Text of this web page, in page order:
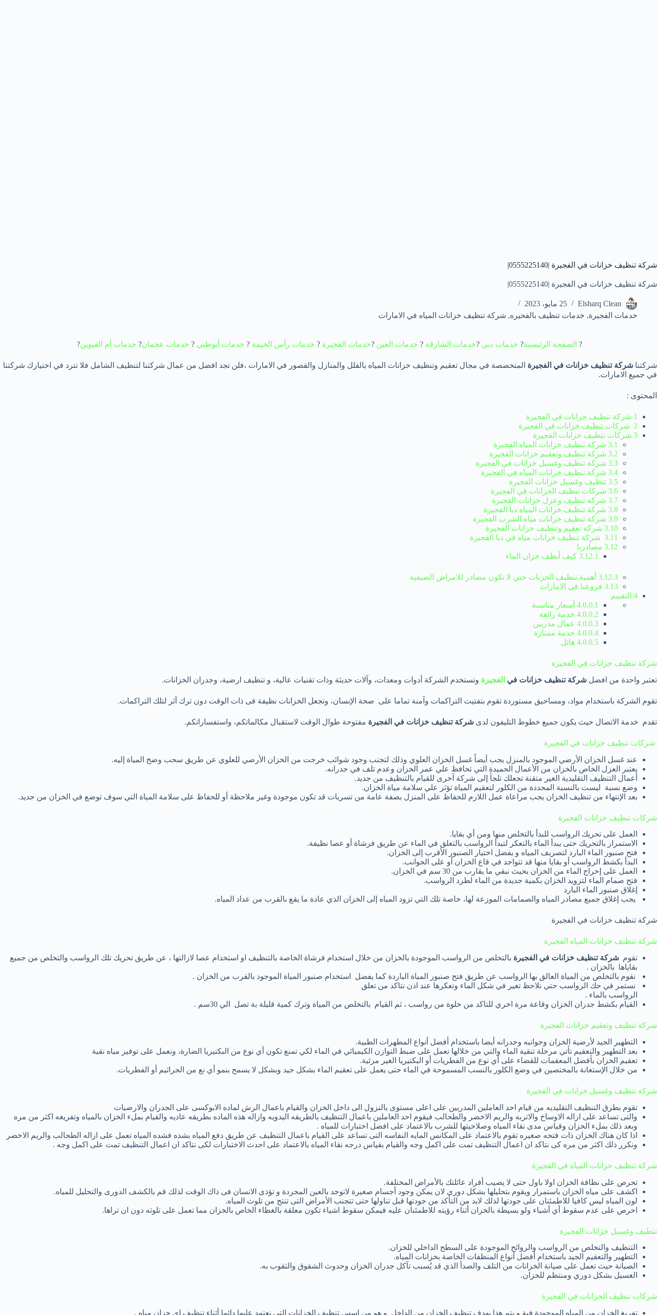
شركة تنظيف خزانات في الفجيرة |0555225140|
شركة تنظيف خزانات في الفجيرة |0555225140|
Elsharq Clean
25 مايو، 2023
خدمات الفجيرة, خدمات تنظيف بالفحيره, شركة تنظيف خزانات المياه في الامارات
? الصفحة الرئيسية? خدمات دبي ?خدمات الشارقة ? خدمات العين ?خدمات الفجيرة ? خدمات رأس الخيمة ? خدمات أبوظبي ? خدمات عجمان? خدمات أم القيوين?
شركتنا شركة تنظيف خزانات في الفجيرة المتخصصة في مجال تعقيم وتنظيف خزانات المياه بالفلل والمنازل والقصور في الامارات ،فلن تجد افضل من عمال شركتنا لتنظيف الشامل فلا تترد في اختيارك شركتنا
في جميع الامارات.
المحتوى :
1 شركة تنظيف خزانات في الفجيرة
2 شركات تنظيف خزانات في الفجيرة
3 شركات تنظيف خزانات الفجيرة
3.1 شركة تنظيف خزانات المياه الفجيرة
3.2 شركة تنظيف وتعقيم خزانات الفجيرة
3.3 شركة تنظيف وغسيل خزانات في الفجيرة
3.4 شركة تنظيف خزانات المياه في الفجيرة
3.5 تنظيف وغسيل خزانات الفجيرة
3.6 شركات تنظيف الخزانات في الفجيرة
3.7 شركة تنظيف وعزل خزانات الفجيرة
3.8 شركة تنظيف خزانات المياه دبا الفجيرة
3.9 شركة تنظيف خزانات مياه الشرب الفجيرة
3.10 شركة تعقيم وتنظيف خزانات الفجيرة
3.11 شركة تنظيف خزانات مياه في دبا الفجيرة
3.12 مصادرنا
3.12.1 كيف أنظف خزان الماء
3.12.3 أهمية تنظيف الخزنات حتي لا تكون مصادر للامراض الصيفية
3.13 فروعنا في الامارات
4 التقييم
4.0.0.1 أسعار مناسبة
4.0.0.2 خدمة رائعة
4.0.0.3 عمال مدربين
4.0.0.4 خدمة ممتازة
4.0.0.5 هائل
شركة تنظيف خزانات في الفجيرة
تعتبر واحدة من افضل شركة تنظيف خزانات في الفجيرة وتستخدم الشركة أدوات ومعدات، وآلات حديثة وذات تقنيات عالية، و تنظيف ارضية، وجدران الخزانات.
تقوم الشركة باستخدام مواد، ومساحيق مستوردة تقوم بتفتيت التراكمات وآمنة تماما على صحة الإنسان، وتجعل الخزانات نظيفة فى ذات الوقت دون ترك أثر لتلك التراكمات.
تقدم خدمة الاتصال حيث يكون جميع خطوط التليفون لدى شركة تنظيف خزانات في الفجيرة مفتوحة طوال الوقت لاستقبال مكالماتكم، واستفساراتكم.
شركات تنظيف خزانات في الفجيرة
عند غسل الخزان الأرضي الموجود بالمنزل يجب أيضاً غسل الخزان العلوي وذلك لتجنب وجود شوائب خرجت من الخزان الأرضي للعلوي عن طريق سحب وضخ المياة إليه.
يعتبر العزل الخاص بالخزان من الأعمال الحميدة التي تحافظ علي عمر الخزان وعدم تلف في جدرانه.
أعمال التنظيف التقليدية الغير متقنة تجعلك تلجأ إلى شركة آخرى للقيام بالتنظيف من جديد.
وضع نسبة ليست بالنسبة المحددة من الكلور لتعقيم المياة تؤثر علي سلامة مياة الخزان.
بعد الإنتهاء من تنظيف الخزان يجب مراعاة عمل اللازم للحفاظ على المنزل بصفة عامة من تسربات قد تكون موجودة وغير ملاحظة أو للحفاظ على سلامة المياة التي سوف توضع في الخزان من جديد.
شركات تنظيف خزانات الفجيرة
العمل على تحريك الرواسب للبدأ بالتخلص منها ومن أي بقايا.
الاستمرار بالتحريك حتى يبدأ الماء بالتعكر لتبدأ الرواسب بالتعلق في الماء عن طريق فرشاة أو عصا نظيفة.
فتح صنبور الماء البارد لتصريف المياه و يفضل اختيار الصنبور الأقرب إلى الخزان.
البدأ بكشط الرواسب أو بقايا منها قد تتواجد في قاع الخزان أو على الجوانب.
العمل على إخراج الماء من الخزان بحيث نبقي ما يقارب من 30 سم في الخزان.
فتح صمام الماء لتزويد الخزان بكمية جديدة من الماء لطرد الرواسب.
إغلاق صنبور الماء البارد
يجب إغلاق جميع مصادر المياه والصمامات الموزعة لها، خاصة تلك التي تزود المياه إلى الخزان الذي عادة ما يقع بالقرب من عداد المياه.
شركة تنظيف خزانات في الفجيرة
شركة تنظيف خزانات المياه الفجيرة
تقوم شركة تنظيف خزانات في الفجيرة بالتخلص من الرواسب الموجودة بالخزان من خلال استخدام فرشاة الخاصة بالتنظيف او استخدام عصا لازالتها ، عن طريق تحريك تلك الرواسب والتخلص من جميع
بقاياها بالخزان .
نقوم بالتخلص من المياة العالق بها الرواسب عن طريق فتح صنبور المياة الباردة كما يفضل استخدام صنبور المياة الموجود بالقرب من الخزان .
نستمر في حك الرواسب حتي نلاحظ تغير في شكل الماء وتعكرها عند اذن نتاكد من تعلق
الرواسب بالماء .
القيام بكشط جدران الخزان وقاعة مرة اخري للتاكد من خلوة من رواسب ، ثم القيام بالتخلص من المياة وترك كمية قليلة بة تصل الي 30سم .
شركة تنظيف وتعقيم خزانات الفجيرة
التطهير الجيد لأرضية الخزان وجوانبه وجدرانه أيضا باستخدام أفضل أنواع المطهرات الطبية.
بعد التطهير والتعقيم تأتي مرحلة تنقية الماء والتي من خلالها نعمل على ضبط التوازن الكيميائي في الماء لكي تمنع تكون أي نوع من البكتيريا الضارة، ونعمل على توفير مياه نقية
تعقيم الخزان بأفضل المعقمات للقضاء على أي نوع من الفطريات أو البكتيريا الغير مرئية.
من خلال الإستعانة بالمختصين في وضع الكلور بالنسب المسموحة في الماء حتى يعمل على تعقيم الماء بشكل جيد وبشكل لا يسمح بنمو أي نع من الجراثيم أو الفطريات.
شركة تنظيف وغسيل خزانات في الفجيرة
تقوم بطرق التنظيف التقليديه من قيام احد العاملين المدربين على اعلى مستوى بالنزول الى داخل الخزان والقيام باعمال الرش لماده الابوكسى على الجدران والارضيات
والتى تساعد على ازاله الاوساخ والاتربه والريم الاخضر والطحالب فيقوم احد العاملين باعمال التنظيف بالطريقه اليدويه وازاله هذه الماده بطريقه عاديه والقيام بملء الخزان بالمياه وتفريغه اكثر من مره
وبعد ذلك بملء الخزان وقياس مدى نقاء المياه وصلاحيتها للشرب بالاعتماد على افضل اختبارات للمياه .
اذا كان هناك الخزان ذات فتحه صغيره تقوم بالاعتماد على المكانس المايه النفاسه التى تساعد على القيام باعمال التنظيف عن طريق دفع المياه بشده فشده المياه تعمل على ازاله الطحالب والريم الاخضر
ونكرر ذلك اكثر من مره كى نتاكد ان اعمال التنظيف تمت على اكمل وجه والقيام بقياس درجه نقاء المياه بالاعتماد على احدث الاختبارات لكى نتاكد ان اعمال التنظيف تمت على اكمل وجه .
شركة تنظيف خزانات المياه في الفجيرة
تحرص على نظافة الخزان اولا باول حتى لا يصيب أفراد عائلتك بالأمراض المختلفة.
اكشف على مياه الخزان باستمرار ويقوم بتحليلها بشكل دورى لان يمكن وجود أجسام صغيرة لاتوجد بالعين المجردة و تؤذى الانسان فى ذاك الوقت لذلك قم بالكشف الدورى والتحليل للمياه.
لون المياه ليس كافيا للاطمئنان على جودتها لذلك لابد من التأكد من جودتها قبل تناولها حتى تتجنب الأمراض التى تنتج من تلوث المياه.
احرص على عدم سقوط أي أشياء ولو بسيطة بالخزان أثناء رؤيته للاطمئنان عليه فيمكن سقوط اشياء تكون معلقة بالغطاء الخاص بالخزان مما تعمل على تلوثه دون ان تراها.
تنظيف وغسيل خزانات الفجيرة
التنظيف والتخلص من الرواسب والروائح الموجودة على السطح الداخلي للخزان.
التطهير والتعقيم الجيد باستخدام أفضل أنواع المنظفات الخاصة بخزانات المياه.
الصيانة حيث تعمل على صيانة الخزانات من التلف والصدأ الذي قد يُسبب تآكل جدران الخزان وحدوث الشقوق والثقوب به.
الغسيل بشكل دوري ومنتظم للخزان.
شركات تنظيف الخزانات في الفجيرة
تفريغ الخزان من المياه الموجودة فية و يتم هذا بهدف تنظيف الخزان من الداخل و هو من اسس تنظيف الخزانات التي نعتمد عليها دائما أثناء تنظيف اي خزان مياه .